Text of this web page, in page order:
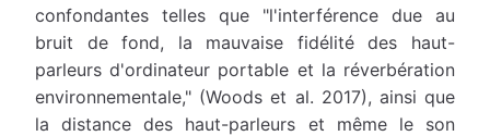
confondantes telles que "l'interférence due au
bruit de fond, la mauvaise fidélité des haut-
parleurs d'ordinateur portable et la réverbération
environnementale," (Woods et al. 2017), ainsi que
la distance des haut-parleurs et même le son